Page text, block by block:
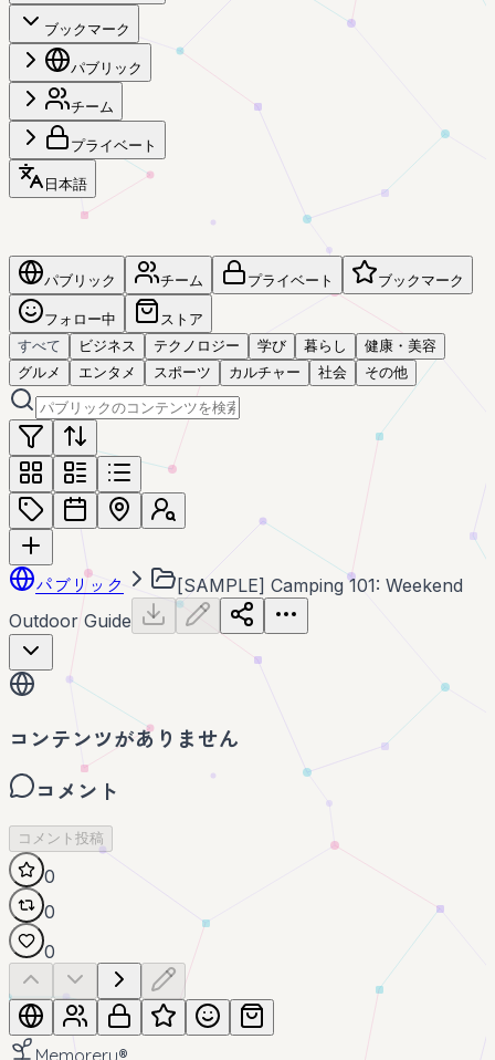
ブックマーク
パブリック
チーム
プライベート
日本語
パブリック チーム プライベート ブックマーク
フォロー中
ストア
すべて
ビジネス テクノロジー 学び 暮らし
健康・美容
グルメ
エンタメ スポーツ カルチャー 社会 その他
パブリック
[SAMPLE] Camping 101: Weekend
Outdoor Guide
コンテンツがありません
コメント
コメント投稿
0
0
0